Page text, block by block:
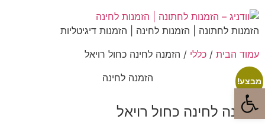
פתח סרגל נגישות
הזמנות לחתונה | הזמנות לחינה | הזמנות דיגיטליות
עמוד הבית / כללי / הזמנה לחינה כחול רויאל
מבצע!
הזמנה לחינה כחול רויאל